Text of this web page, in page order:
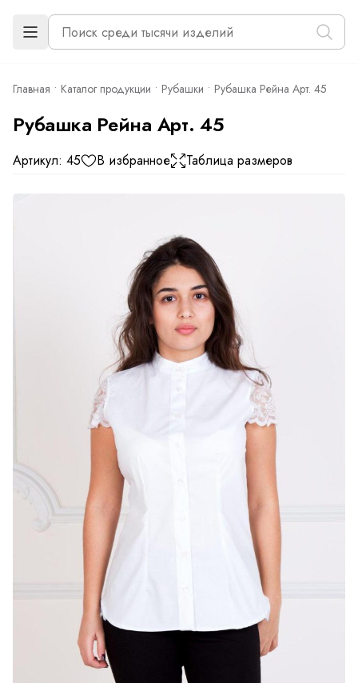
Главная Каталог продукции Рубашки Рубашка Рейна Арт. 45
Рубашка Рейна Арт. 45
Артикул: 45 В избранное Таблица размеров